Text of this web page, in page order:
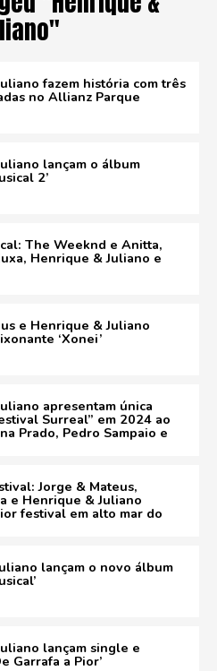
fazem história com três
no Allianz Parque
lançam o álbum
2’
The Weeknd e Anitta,
Henrique & Juliano e
e Henrique & Juliano
‘Xonei’
apresentam única
Surreal” em 2024 ao
Prado, Pedro Sampaio e
Jorge & Mateus,
e Henrique & Juliano
festival em alto mar do
lançam o novo álbum
lançam single e
Garrafa a Pior’